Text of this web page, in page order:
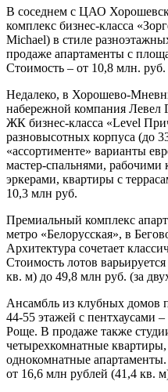
В соседнем с ЦАО
комплекс бизнес-класса
Michael) в стиле
продаже апартаменты с
Стоимость – от 10,8 млн. руб.
Недалеко, в Хорошево-
набережной компания Левел
ЖК бизнес-класса «Level
разновысотных корпуса (до
«ассортименте» варианты
мастер-спальнями,
эркерами, квартиры с
10,3 млн руб.
Премиальный комплекс
метро «Белорусская», в
Архитектура сочетает
Стоимость лотов
кв. м) до 49,8 млн руб. (за
Ансамбль из клубных домов
44-55 этажей с
Роще. В продаже также
четырехкомнатные
однокомнатные
от 16,6 млн рублей (41,4 кв.